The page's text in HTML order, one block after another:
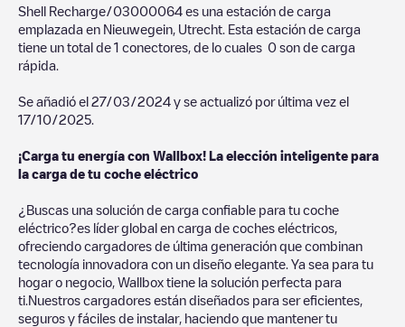
Shell Recharge/03000064 es una estación de carga
emplazada en Nieuwegein Utrecht . Esta estación de carga
tiene un total de 1 conectores, de lo cuales 0 son de carga
rápida.
Se añadió el 27/03/2024 y se actualizó por última vez el
17/10/2025
¡Carga tu energía con Wallbox! La elección inteligente para
la carga de tu coche eléctrico
¿Buscas una solución de carga confiable para tu coche
eléctrico?es líder global en carga de coches eléctricos,
ofreciendo cargadores de última generación que combinan
tecnología innovadora con un diseño elegante. Ya sea para tu
hogar o negocio, Wallbox tiene la solución perfecta para
ti.Nuestros cargadores están diseñados para ser eficientes,
seguros y fáciles de instalar, haciendo que mantener tu